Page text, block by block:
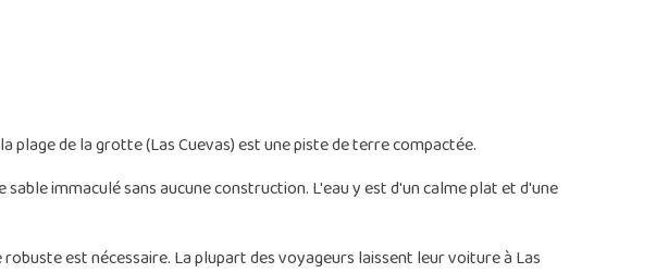
de la grotte (Las Cuevas) est une piste de terre compactée.
immaculé sans aucune construction. L'eau y est d'un calme plat et d'une
est nécessaire. La plupart des voyageurs laissent leur voiture à Las